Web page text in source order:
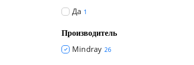
Да 1
Производитель
Mindray 26